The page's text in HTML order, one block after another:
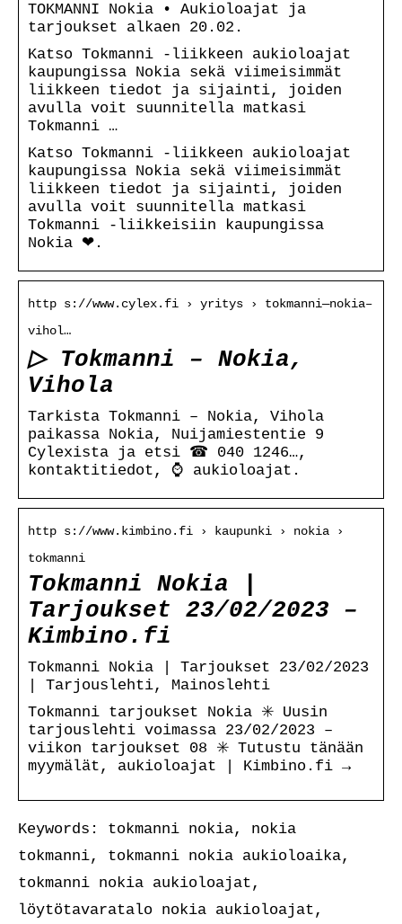
TOKMANNI Nokia • Aukioloajat ja
tarjoukset alkaen 20.02.
Katso Tokmanni -liikkeen aukioloajat
kaupungissa Nokia sekä viimeisimmät
liikkeen tiedot ja sijainti, joiden
avulla voit suunnitella matkasi
Tokmanni …
Katso Tokmanni -liikkeen aukioloajat
kaupungissa Nokia sekä viimeisimmät
liikkeen tiedot ja sijainti, joiden
avulla voit suunnitella matkasi
Tokmanni -liikkeisiin kaupungissa
Nokia ❤.
http s://www.cylex.fi › yritys › tokmanni—nokia–
vihol…
▷ Tokmanni – Nokia,
Vihola
Tarkista Tokmanni – Nokia, Vihola
paikassa Nokia, Nuijamiestentie 9
Cylexista ja etsi ☎ 040 1246…,
kontaktitiedot, ⌚ aukioloajat.
http s://www.kimbino.fi › kaupunki › nokia ›
tokmanni
Tokmanni Nokia |
Tarjoukset 23/02/2023 –
Kimbino.fi
Tokmanni Nokia | Tarjoukset 23/02/2023
| Tarjouslehti, Mainoslehti
Tokmanni tarjoukset Nokia ✳️ Uusin
tarjouslehti voimassa 23/02/2023 –
viikon tarjoukset 08 ✳️ Tutustu tänään
myymälät, aukioloajat | Kimbino.fi →
Keywords: tokmanni nokia, nokia
tokmanni, tokmanni nokia aukioloaika,
tokmanni nokia aukioloajat,
löytötavaratalo nokia aukioloajat,